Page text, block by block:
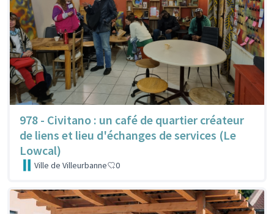
978 - Civitano : un café de quartier créateur
de liens et lieu d'échanges de services (Le
Lowcal)
Ville de Villeurbanne 0